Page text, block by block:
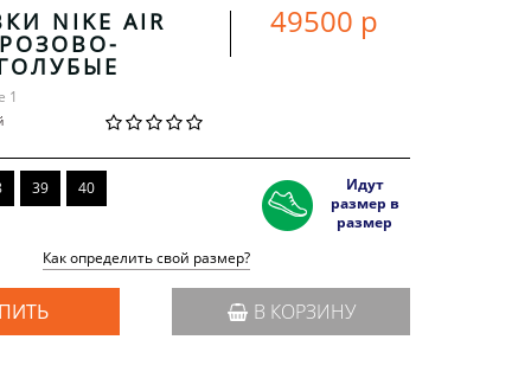
NIKE AIR
РОЗОВО-
1
49500 р
39 40
Идут
размер в
размер
Как определить свой размер?
В КОРЗИНУ